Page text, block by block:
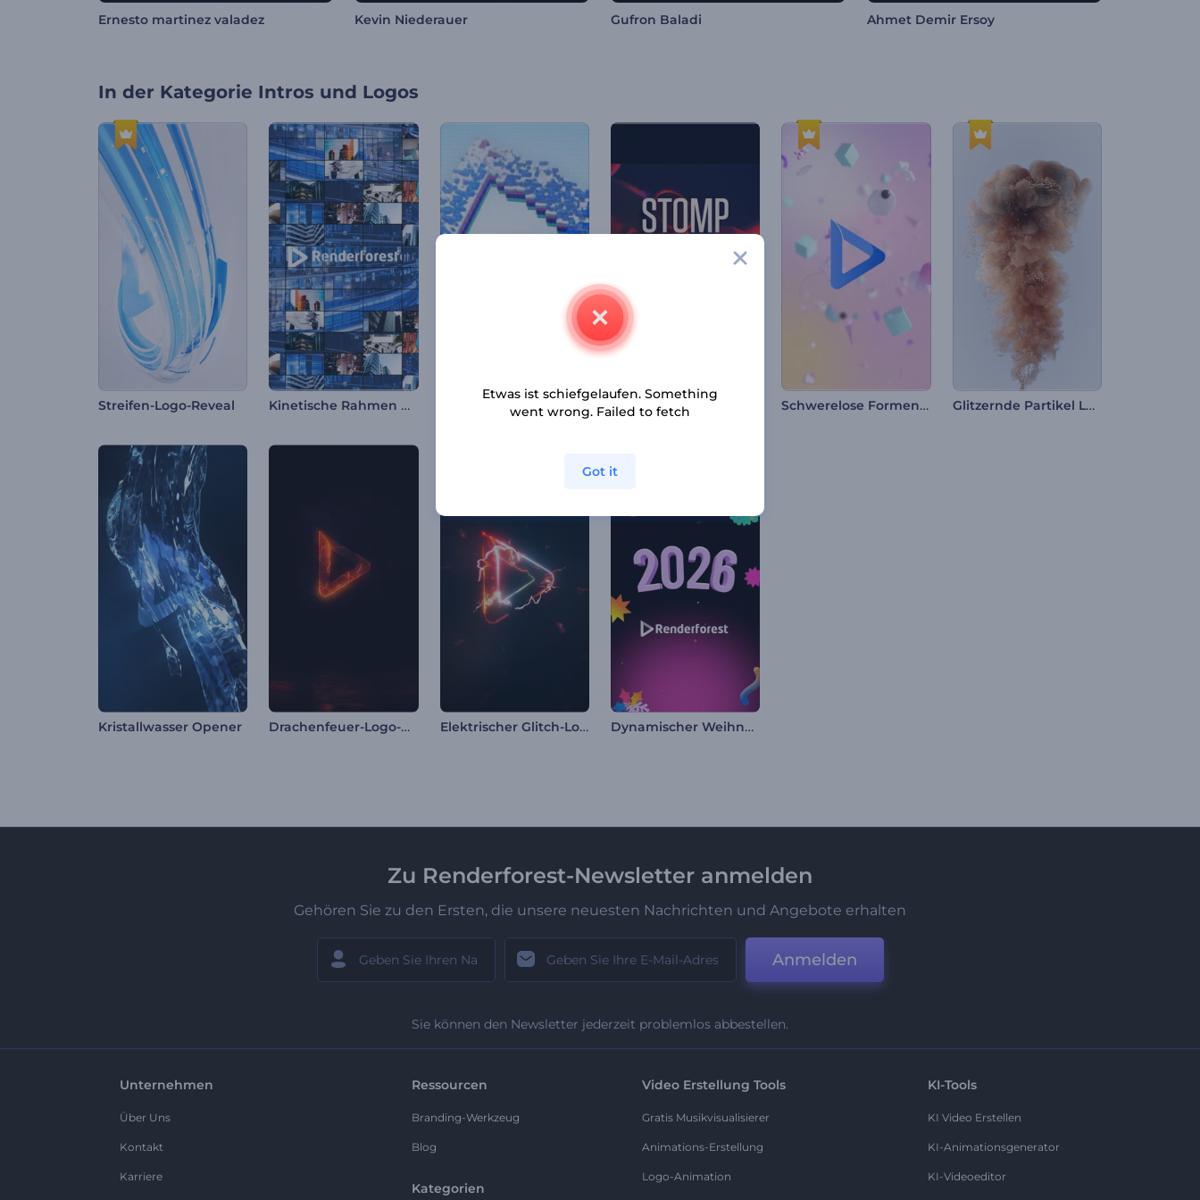
Ernesto martinez valadez Kevin Niederauer Gufron Baladi Ahmet Demir Ersoy
In der Kategorie Intros und Logos
Streifen-Logo-Reveal Kinetische Rahmen Opener Verpixeltes Glitch-Logo Reveal Stomp Titel Opener Schwerelose Formen Logo Glitzernde Partikel Logo
Kristallwasser Opener Drachenfeuer-Logo-Reveal Elektrischer Glitch-Logo-Reveal Dynamischer Weihnachts-Opener
Zu Renderforest-Newsletter anmelden
Gehören Sie zu den Ersten, die unsere neuesten Nachrichten und Angebote erhalten
Anmelden
Sie können den Newsletter jederzeit problemlos abbestellen.
Unternehmen
Über Uns
Kontakt
Karriere
Ressourcen
Branding-Werkzeug
Blog
Kategorien
Video Erstellung Tools
Gratis Musikvisualisierer
Animations-Erstellung
Logo-Animation
KI-Tools
KI Video Erstellen
KI-Animationsgenerator
KI-Videoeditor
Etwas ist schiefgelaufen. Something
went wrong. Failed to fetch
Got it